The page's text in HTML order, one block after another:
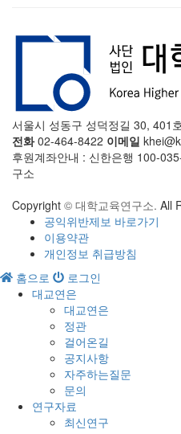
서울시 성동구 성덕정길 30, 401
전화02-464-8422 이메일
후원계좌안내 : 신한은행 100-
구소
Copyright © 대학교육연구소. All
공익위반제보 바로가기
이용약관
개인정보 취급방침
홈으로
로그인
대교연은
대교연은
정관
걸어온길
공지사항
자주하는질문
문의
연구자료
최신연구